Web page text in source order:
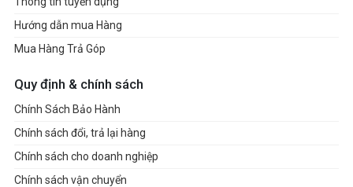
Hướng dẫn mua Hàng
Mua Hàng Trả Góp
Quy định & chính sách
Chính Sách Bảo Hành
Chính sách đổi, trả lại hàng
Chính sách cho doanh nghiệp
Chính sách vận chuyển